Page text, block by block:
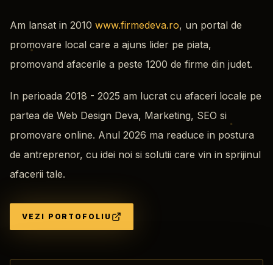
Am lansat in 2010 www.firmedeva.ro, un portal de
promovare local care a ajuns lider pe piata,
promovand afacerile a peste 1200 de firme din judet.
In perioada 2018 - 2025 am lucrat cu afaceri locale pe
partea de Web Design Deva, Marketing, SEO si
promovare online. Anul 2026 ma readuce in postura
de antreprenor, cu idei noi si solutii care vin in sprijinul
afacerii tale.
VEZI PORTOFOLIU